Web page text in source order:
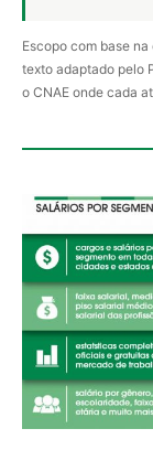
Escopo com base
texto adaptado pelo
o CNAE onde cada